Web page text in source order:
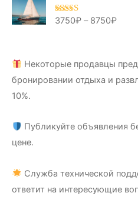
Оценка
3750₽– 8750₽
Некоторые продавцы
бронировании отдыха и
10%.
Публикуйте объявления
цене.
Служба технической
ответит на интересующие